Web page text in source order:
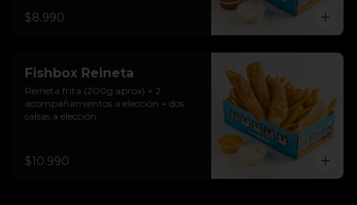
$8.990
Fishbox Reineta
Reineta frita (200g aprox) + 2
acompañamientos a elección + dos
salsas a elección.
$10.990